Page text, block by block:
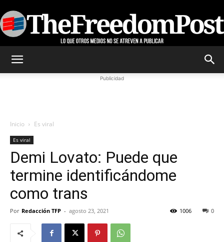
Publicidad
Inicio Es viral
Es viral
Demi Lovato: Puede que
termine identificándome
como trans
Por Redacción TFP - agosto 23, 2021 0
1006